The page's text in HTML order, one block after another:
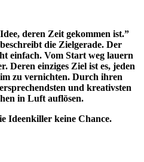
deren Zeit gekommen ist.”
die Zielgerade. Der
einfach. Vom Start weg lauern
Deren einziges Ziel ist es, jeden
zu vernichten. Durch ihren
und kreativsten
in Luft auflösen.
Ideenkiller keine Chance.